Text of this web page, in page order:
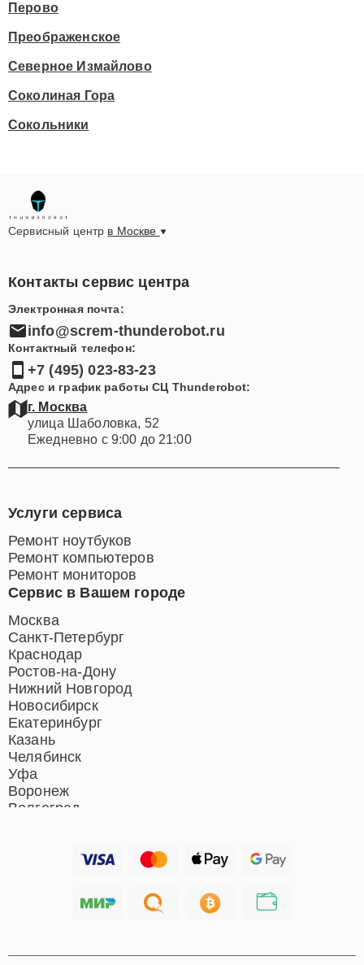
Перово
Преображенское
Северное Измайлово
Соколиная Гора
Сокольники
Сервисный центр в Москве
Контакты сервис центра
Электронная почта:
info@screm-thunderobot.ru
Контактный телефон:
+7 (495) 023-83-23
Адрес и график работы СЦ Thunderobot:
г. Москва
улица Шаболовка, 52
Ежедневно с 9:00 до 21:00
Сервис в Вашем городе
Москва
Санкт-Петербург
Краснодар
Ростов-на-Дону
Нижний Новгород
Новосибирск
Екатеринбург
Казань
Челябинск
Уфа
Воронеж
Волгоград
Хабаровск
Услуги сервиса
Ремонт ноутбуков
Ремонт компьютеров
Ремонт мониторов